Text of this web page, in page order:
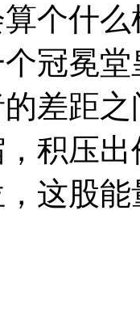
个什
冠冕
差距
积压
这股